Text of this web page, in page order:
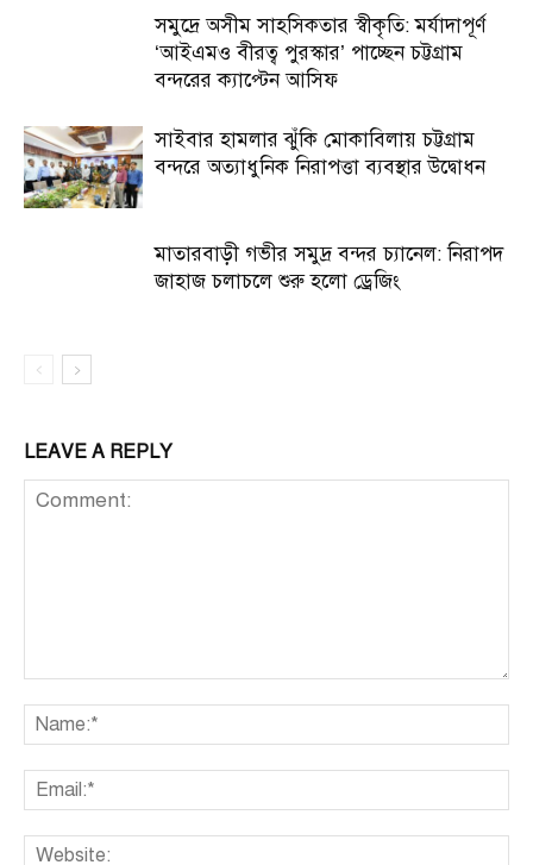
সমুদ্রে অসীম সাহসিকতার স্বীকৃতি: মর্যাদাপূর্ণ
‘আইএমও বীরত্ব পুরস্কার’ পাচ্ছেন চট্টগ্রাম
বন্দরের ক্যাপ্টেন আসিফ
সাইবার হামলার ঝুঁকি মোকাবিলায় চট্টগ্রাম
বন্দরে অত্যাধুনিক নিরাপত্তা ব্যবস্থার উদ্বোধন
মাতারবাড়ী গভীর সমুদ্র বন্দর চ্যানেল: নিরাপদ
জাহাজ চলাচলে শুরু হলো ড্রেজিং
LEAVE A REPLY